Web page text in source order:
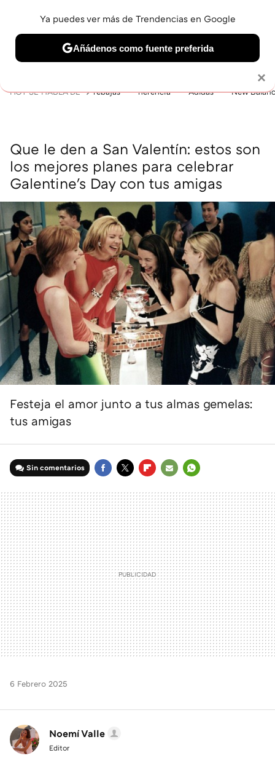
BELLEZA SHOPPING VIAJES GASTRO SNEAKERS
HOY SE HABLA DE rebajas herencia Adidas New
Que le den a San Valentín: estos son
los mejores planes para celebrar
Galentine's Day con tus amigas
Festeja el amor junto a tus almas gemelas:
tus amigas
Sin comentarios
MAIL
6 Febrero 2025
Noemí Valle
Editor
×
Ya puedes ver más de Trendencias en Google
Añádenos como fuente preferida